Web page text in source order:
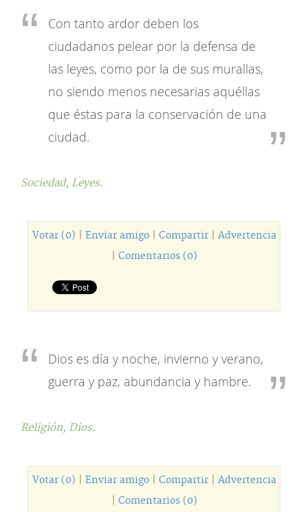
Con tanto ardor deben los
ciudadanos pelear por la defensa de
las leyes, como por la de sus murallas,
no siendo menos necesarias aquéllas
que éstas para la conservación de una
ciudad.
Sociedad, Leyes.
Votar (0) Enviar amigo| Compartir| Advertencia
Comentarios (0)
Dios es día y noche, invierno y verano,
guerra y paz, abundancia y hambre.
Religión, Dios.
Votar (0) Enviar amigo| Compartir| Advertencia
Comentarios (0)